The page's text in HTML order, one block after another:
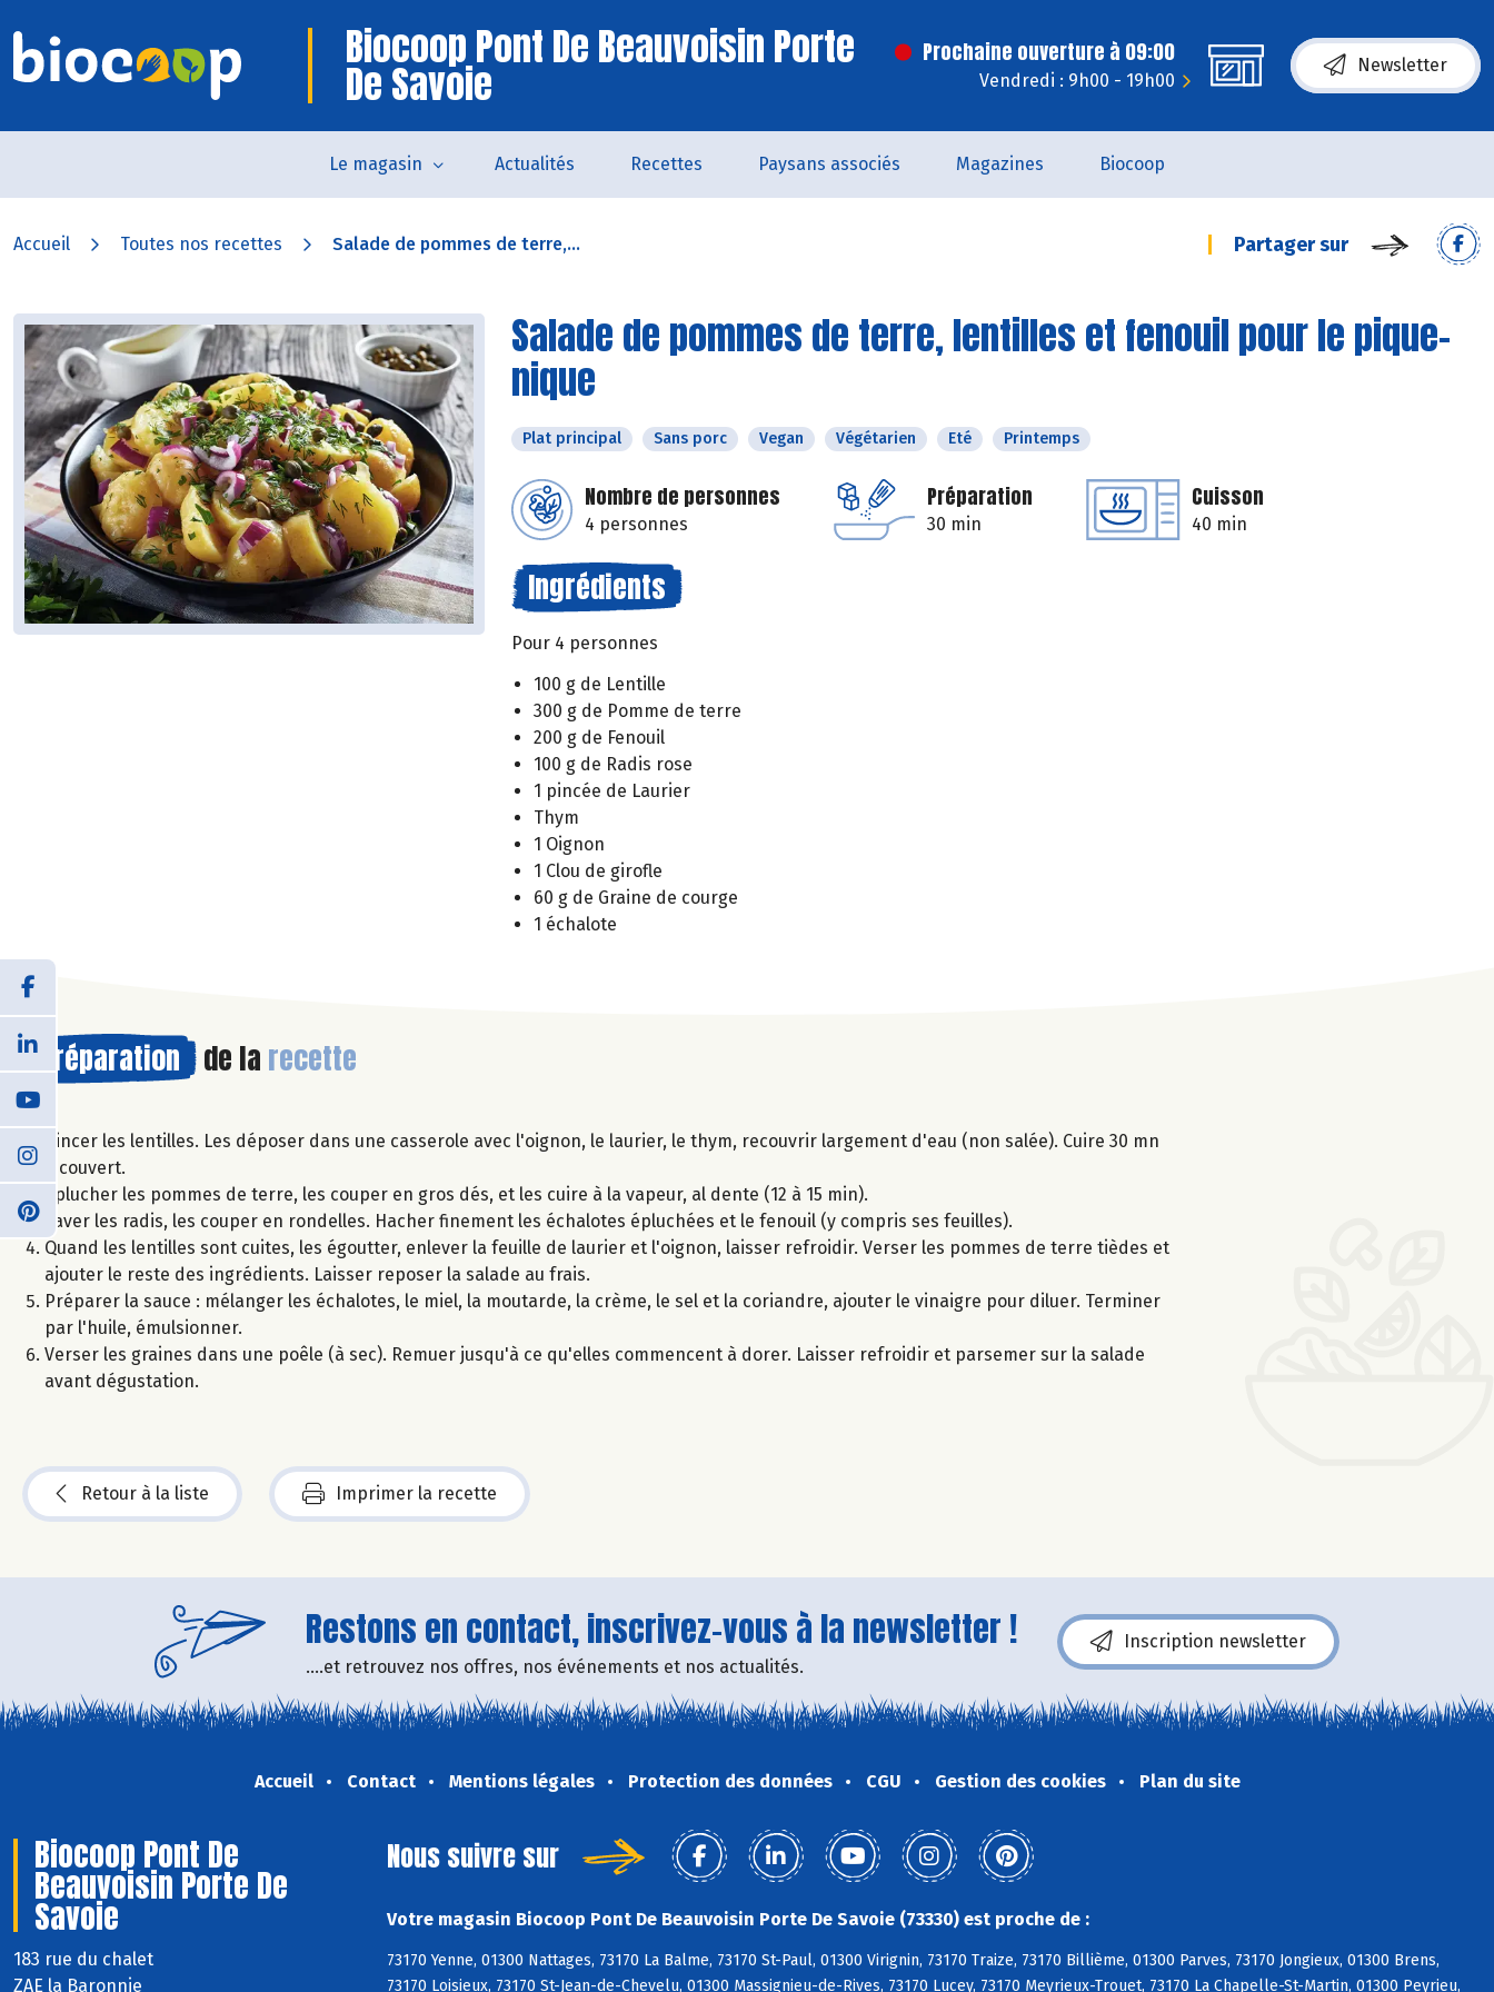
Biocoop Pont De Beauvoisin Porte
De Savoie
Prochaine ouverture à 09:00
Vendredi : 9h00 - 19h00
Newsletter
Le magasin Actualités Recettes Paysans associés Magazines Biocoop
Accueil Toutes nos recettes Salade de pommes de terre,... Partager sur
Salade de pommes de terre, lentilles et fenouil pour le pique-
nique
Plat principal Sans porc Vegan Végétarien Eté Printemps
Nombre de personnes
4 personnes
Préparation
30 min
Cuisson
40 min
Ingrédients
Pour 4 personnes
100 g de Lentille
300 g de Pomme de terre
200 g de Fenouil
100 g de Radis rose
1 pincée de Laurier
Thym
1 Oignon
1 Clou de girofle
60 g de Graine de courge
1 échalote
Préparation de la recette
Rincer les lentilles. Les déposer dans une casserole avec l'oignon, le laurier, le thym, recouvrir largement d'eau (non salée). Cuire 30 mn
à couvert.
Éplucher les pommes de terre, les couper en gros dés, et les cuire à la vapeur, al dente (12 à 15 min).
Laver les radis, les couper en rondelles. Hacher finement les échalotes épluchées et le fenouil (y compris ses feuilles).
Quand les lentilles sont cuites, les égoutter, enlever la feuille de laurier et l'oignon, laisser refroidir. Verser les pommes de terre tièdes et
ajouter le reste des ingrédients. Laisser reposer la salade au frais.
Préparer la sauce : mélanger les échalotes, le miel, la moutarde, la crème, le sel et la coriandre, ajouter le vinaigre pour diluer. Terminer
par l'huile, émulsionner.
Verser les graines dans une poêle (à sec). Remuer jusqu'à ce qu'elles commencent à dorer. Laisser refroidir et parsemer sur la salade
avant dégustation.
Retour à la liste Imprimer la recette
Restons en contact, inscrivez-vous à la newsletter !
....et retrouvez nos offres, nos événements et nos actualités.
Inscription newsletter
Accueil Contact Mentions légales Protection des données CGU Gestion des cookies Plan du site
Biocoop Pont De
Beauvoisin Porte De
Savoie
183 rue du chalet
ZAE la Baronnie
Nous suivre sur
Votre magasin Biocoop Pont De Beauvoisin Porte De Savoie (73330) est proche de :
73170 Yenne, 01300 Nattages, 73170 La Balme, 73170 St-Paul, 01300 Virignin, 73170 Traize, 73170 Billième, 01300 Parves, 73170 Jongieux, 01300 Brens,
73170 Loisieux, 73170 St-Jean-de-Chevelu, 01300 Massignieu-de-Rives, 73170 Lucey, 73170 Meyrieux-Trouet, 73170 La Chapelle-St-Martin, 01300 Peyrieu,